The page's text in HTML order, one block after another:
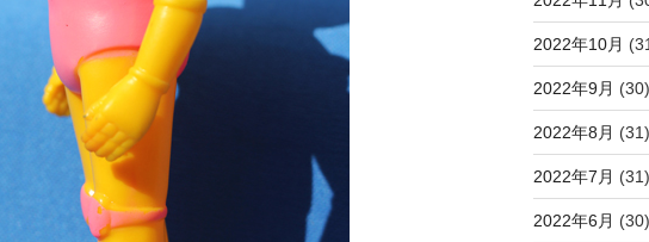
2022年10月
2022年9月 (30)
2022年8月 (31)
2022年7月 (31)
2022年6月 (30)